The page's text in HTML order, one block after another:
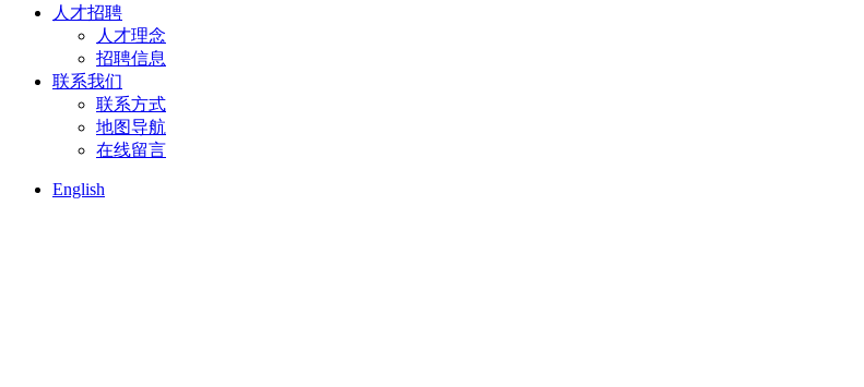
人才招聘
人才理念
招聘信息
联系我们
联系方式
地图导航
在线留言
English